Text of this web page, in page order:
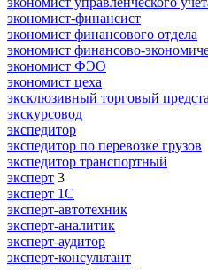
экономист-финансист
экономист финансового отдела
экономист финансово-
экономист ФЭО
экономист цеха
эксклюзивный торговый
экскурсовод
экспедитор
экспедитор по перевозке грузов
экспедитор транспортный
эксперт 3
эксперт 1С
эксперт-автотехник
эксперт-аналитик
эксперт-аудитор
эксперт-консультант